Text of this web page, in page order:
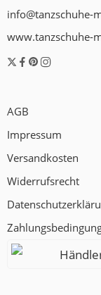
info@tanzschuhe-
www.tanzschuhe-
AGB
Impressum
Versandkosten
Widerrufsrecht